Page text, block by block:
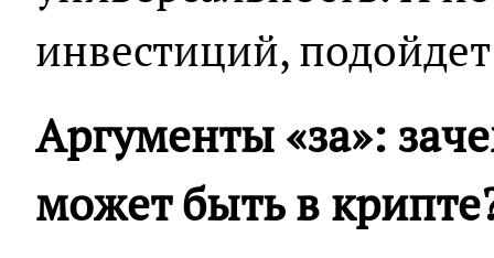
инвестиций,
Аргументы «за»:
может быть в